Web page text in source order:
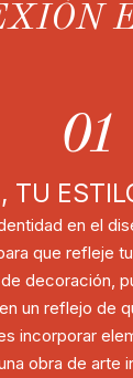
01
TU
en el
que refleje
decoración,
un reflejo de
incorporar
obra de arte